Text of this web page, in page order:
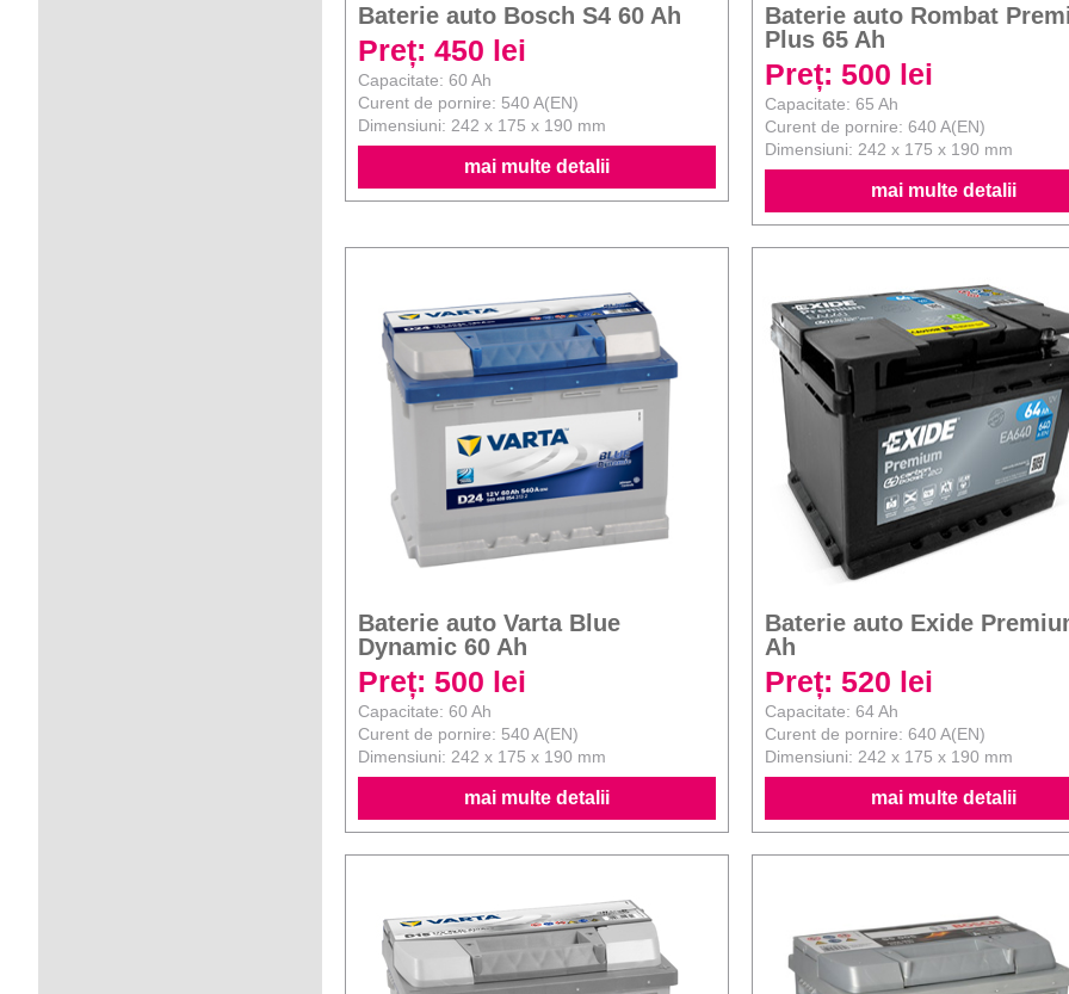
Baterie auto Bosch S4 60 Ah
Preț: 450 lei
Capacitate: 60 Ah
Curent de pornire: 540 A(EN)
Dimensiuni: 242 x 175 x 190 mm
mai multe detalii
Baterie auto Rombat
Plus 65 Ah
Preț: 500 lei
Capacitate: 65 Ah
Curent de pornire: 640 A(EN)
Dimensiuni: 242 x 175 x 190 mm
mai multe detalii
Baterie auto Varta Blue
Dynamic 60 Ah
Preț: 500 lei
Capacitate: 60 Ah
Curent de pornire: 540 A(EN)
Dimensiuni: 242 x 175 x 190 mm
mai multe detalii
Baterie auto Exide
Ah
Preț: 520 lei
Capacitate: 64 Ah
Curent de pornire: 640 A(EN)
Dimensiuni: 242 x 175 x 190 mm
mai multe detalii